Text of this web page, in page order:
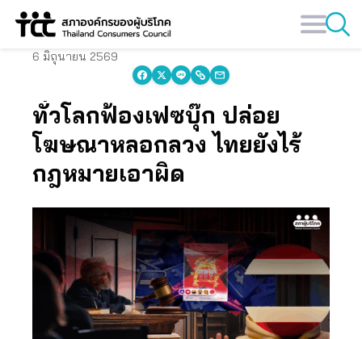
Skip
content
6 มิถุนายน 2569
ทั่วโลกฟ้องเฟซบุ๊ก ปล่อย
โฆษณาหลอกลวง ไทยยังไร้
กฎหมายเอาผิด